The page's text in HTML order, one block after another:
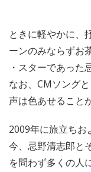
ときに軽やかに、
ーンのみならずお
・スターであった
なお、CMソング
声は色あせること
2009年に旅立ちお
今、忌野清志郎と
を問わず多くの人